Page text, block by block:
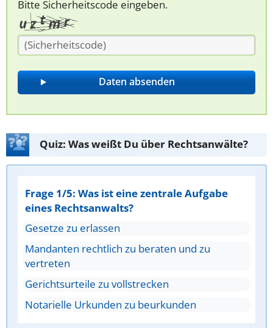
Bitte Sicherheitscode eingeben.
Quiz: Was weißt Du über Rechtsanwälte?
Frage 1/5: Was ist eine zentrale Aufgabe
eines Rechtsanwalts?
Gesetze zu erlassen
Mandanten rechtlich zu beraten und zu
vertreten
Gerichtsurteile zu vollstrecken
Notarielle Urkunden zu beurkunden